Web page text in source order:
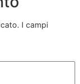
I campi